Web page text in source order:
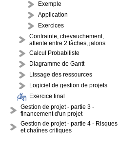
Exemple
Application
Exercices
Contrainte, chevauchement,
attente entre 2 tâches, jalons
Calcul Probabiliste
Diagramme de Gantt
Lissage des ressources
Logiciel de gestion de projets
Exercice final
Gestion de projet - partie 3 -
financement d'un projet
Gestion de projet - partie 4 - Risques
et chaînes critiques